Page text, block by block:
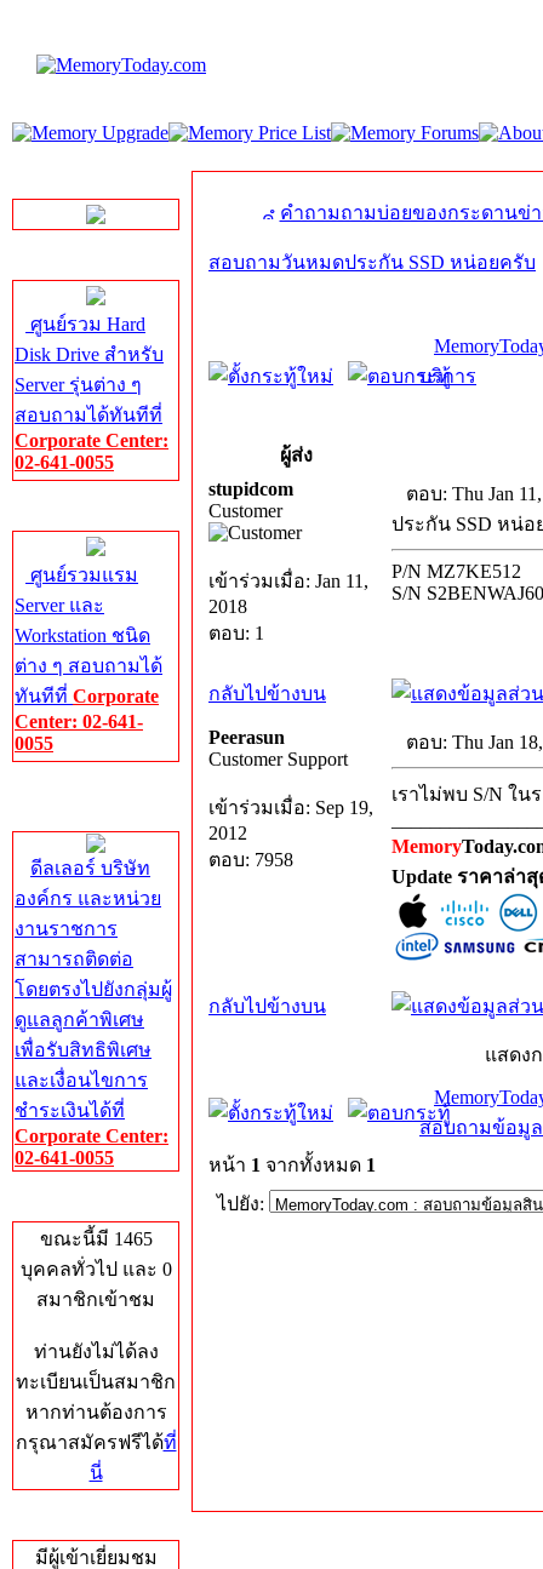
ศูนย์รวม Hard
Disk Drive สำหรับ
Server รุ่นต่าง ๆ
สอบถามได้ทันทีที่
Corporate Center:
02-641-0055
ศูนย์รวมแรม
Server และ
Workstation ชนิด
ต่าง ๆ สอบถามได้
ทันทีที่ Corporate
Center: 02-641-
0055
ดีลเลอร์ บริษัท
องค์กร และหน่วย
งานราชการ
สามารถติดต่อ
โดยตรงไปยังกลุ่มผู้
ดูแลลูกค้าพิเศษ
เพื่อรับสิทธิพิเศษ
และเงื่อนไขการ
ชำระเงินได้ที่
Corporate Center:
02-641-0055
ขณะนี้มี 1465
บุคคลทั่วไป และ 0
สมาชิกเข้าชม
ท่านยังไม่ได้ลง
ทะเบียนเป็นสมาชิก
หากท่านต้องการ
กรุณาสมัครฟรีได้ที่
นี่
มีผู้เข้าเยี่ยมชม
คำถามถามบ่อยของกระดานข่
สอบถามวันหมดประกัน SSD หน่อยครับ
บริการ
ผู้ส่ง
stupidcom
Customer
เข้าร่วมเมื่อ: Jan 11,
2018
ตอบ: 1
ตอบ: Thu Jan
ประกัน SSD หน่อ
P/N MZ7KE512
S/N
กลับไปข้างบน
Peerasun
Customer Support
เข้าร่วมเมื่อ: Sep 19,
2012
ตอบ: 7958
ตอบ: Thu Jan
เราไม่พบ S/N ใ
Memory
Update ราคาล่า
กลับไปข้างบน
แสดง
สอบถามข้อมู
หน้า 1 จากทั้งหมด 1
ไปยัง: